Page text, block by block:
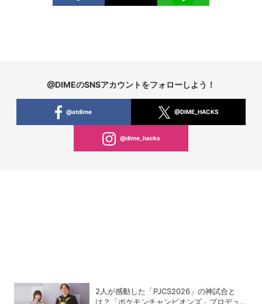
@DIMEのSNSアカウントをフォローしよう！
@atdime @DIME_HACKS
@dime_hacks
2人が感動した「PJCS2026」の神試合と
は？「ポケモンチャンピオンズ」プロデュー